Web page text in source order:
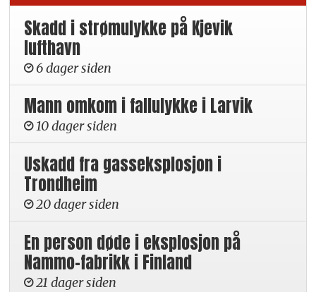
Skadd i strømulykke på Kjevik
lufthavn
6 dager siden
Mann omkom i fallulykke i Larvik
10 dager siden
Uskadd fra gasseksplosjon i
Trondheim
20 dager siden
En person døde i eksplosjon på
Nammo-fabrikk i Finland
21 dager siden